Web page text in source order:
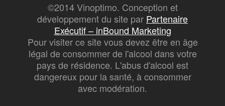
©2014 Vinoptimo. Conception et
développement du site par Partenaire
Exécutif – inBound Marketing
Pour visiter ce site vous devez être en âge
légal de consommer de l'alcool dans votre
pays de résidence. L'abus d'alcool est
dangereux pour la santé, à consommer
avec modération.